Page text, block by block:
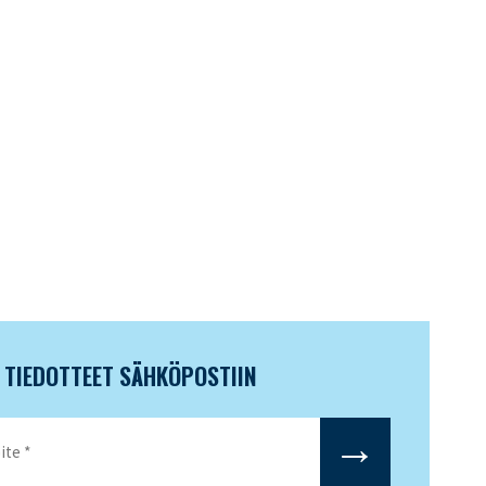
SÄHKÖPOSTIIN